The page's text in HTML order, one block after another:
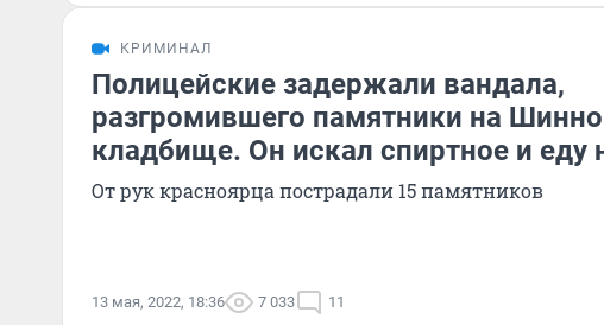
КРИМИНАЛ
Полицейские задержали вандала,
разгромившего памятники на
кладбище. Он искал спиртное и еду
От рук красноярца пострадали 15 памятников
13 мая, 2022, 18:36 7 033 11